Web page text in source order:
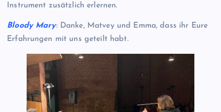
Instrument zusätzlich erlernen.
Bloody Mary: Danke, Matvey und Emma, dass ihr Eure
Erfahrungen mit uns geteilt habt.